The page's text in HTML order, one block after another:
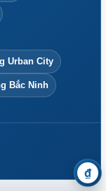
Urban City
Bắc Ninh
₫